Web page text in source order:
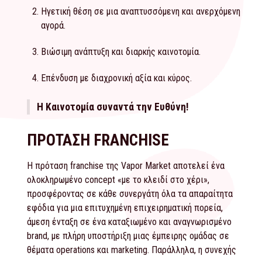
Ηγετική θέση σε μια αναπτυσσόμενη και ανερχόμενη
αγορά.
Βιώσιμη ανάπτυξη και διαρκής καινοτομία.
Επένδυση με διαχρονική αξία και κύρος.
Η Καινοτομία συναντά την Ευθύνη!
ΠΡΟΤΑΣΗ FRANCHISE
Η πρόταση franchise της Vapor Market αποτελεί ένα
ολοκληρωμένο concept «με το κλειδί στο χέρι»,
προσφέροντας σε κάθε συνεργάτη όλα τα απαραίτητα
εφόδια για μια επιτυχημένη επιχειρηματική πορεία,
άμεση ένταξη σε ένα καταξιωμένο και αναγνωρισμένο
brand, με πλήρη υποστήριξη μιας έμπειρης ομάδας σε
θέματα operations και marketing. Παράλληλα, η συνεχής